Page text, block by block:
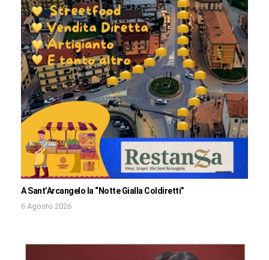
A Sant’Arcangelo la “Notte Gialla Coldiretti”
6 Agosto 2026